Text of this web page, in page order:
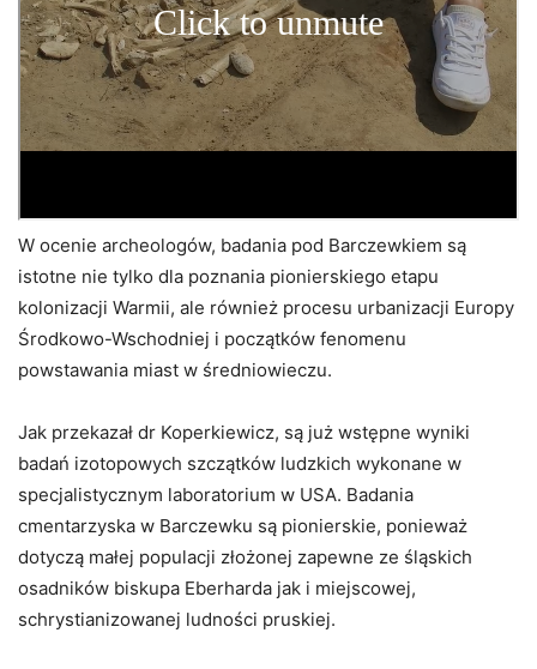
W ocenie archeologów, badania pod Barczewkiem są
istotne nie tylko dla poznania pionierskiego etapu
kolonizacji Warmii, ale również procesu urbanizacji Europy
Środkowo-Wschodniej i początków fenomenu
powstawania miast w średniowieczu.
Jak przekazał dr Koperkiewicz, są już wstępne wyniki
badań izotopowych szczątków ludzkich wykonane w
specjalistycznym laboratorium w USA. Badania
cmentarzyska w Barczewku są pionierskie, ponieważ
dotyczą małej populacji złożonej zapewne ze śląskich
osadników biskupa Eberharda jak i miejscowej,
schrystianizowanej ludności pruskiej.